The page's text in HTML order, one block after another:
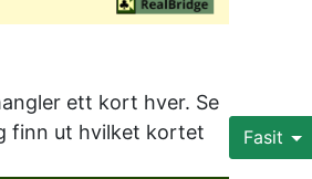
ett kort hver. Se
finn ut hvilket kortet
Fasit